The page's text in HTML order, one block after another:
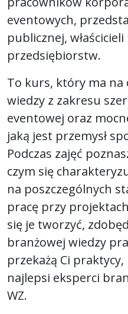
eventowych,
publicznej,
przedsiębiorstw.
To kurs, który ma na
wiedzy z zakresu
eventowej oraz
jaką jest przemysł
Podczas zajęć
czym się
na poszczególnych
pracę przy
się je tworzyć,
branżowej wiedzy
przekażą Ci
najlepsi eksperci
WZ.